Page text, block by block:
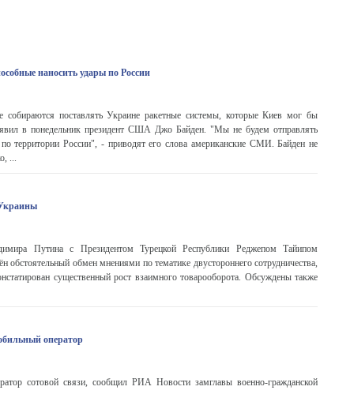
наносить удары по России
поставлять Украине ракетные системы, которые Киев мог бы
в понедельник президент США Джо Байден. "Мы не будем отправлять
территории России", - приводят его слова американские СМИ. Байден не
...
Путина с Президентом Турецкой Республики Реджепом Тайипом
обмен мнениями по тематике двустороннего сотрудничества,
существенный рост взаимного товарооборота. Обсуждены также
оператор
сотовой связи, сообщил РИА Новости замглавы военно-гражданской